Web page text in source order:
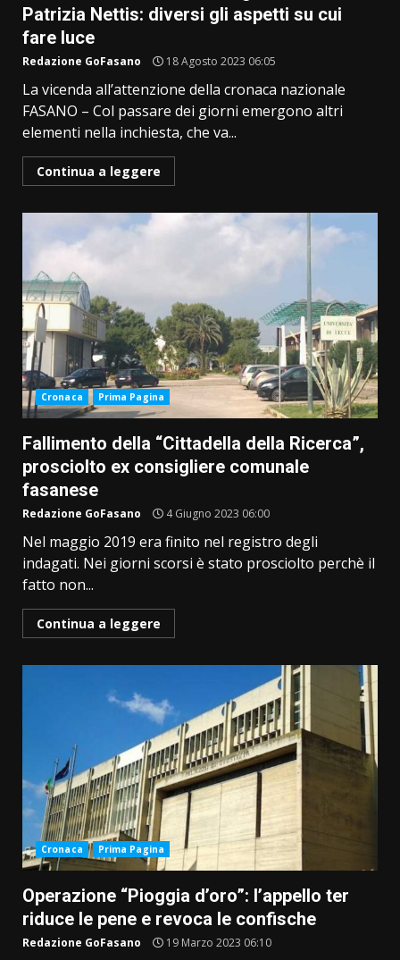
Patrizia Nettis: diversi gli aspetti su cui
fare luce
Redazione GoFasano 18 Agosto 2023 06:05
La vicenda all’attenzione della cronaca nazionale
FASANO – Col passare dei giorni emergono altri
elementi nella inchiesta, che va...
Continua a leggere
Cronaca Prima Pagina
Fallimento della “Cittadella della Ricerca”,
prosciolto ex consigliere comunale
fasanese
Redazione GoFasano 4 Giugno 2023 06:00
Nel maggio 2019 era finito nel registro degli
indagati. Nei giorni scorsi è stato prosciolto perchè il
fatto non...
Continua a leggere
Cronaca Prima Pagina
Operazione “Pioggia d’oro”: l’appello ter
riduce le pene e revoca le confische
Redazione GoFasano 19 Marzo 2023 06:10